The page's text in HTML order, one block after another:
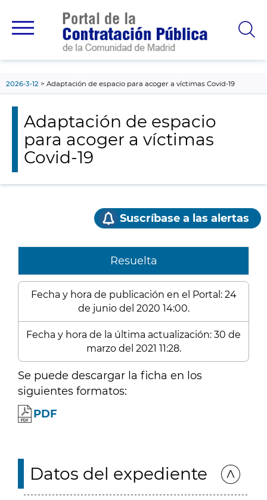
principal
2026-3-12 Adaptación de espacio para acoger a víctimas Covid-19
Adaptación de espacio
para acoger a víctimas
Covid-19
Suscríbase a las alertas
Resuelta
Fecha y hora de publicación en el Portal: 24
de junio del 2020 14:00.
Fecha y hora de la última actualización: 30 de
marzo del 2021 11:28.
Se puede descargar la ficha en los
siguientes formatos:
PDF
Datos del expediente